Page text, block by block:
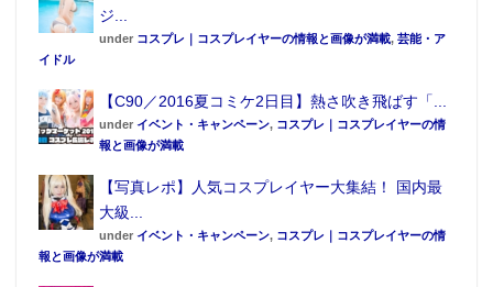
ジ...
under コスプレ｜コスプレイヤーの情報と画像が満載, 芸能・ア
イドル
【C90／2016夏コミケ2日目】熱さ吹き飛ばす「...
under イベント・キャンペーン, コスプレ｜コスプレイヤーの情
報と画像が満載
【写真レポ】人気コスプレイヤー大集結！ 国内最
大級...
under イベント・キャンペーン, コスプレ｜コスプレイヤーの情
報と画像が満載